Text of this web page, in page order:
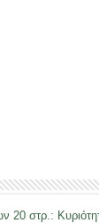
20 στρ.: